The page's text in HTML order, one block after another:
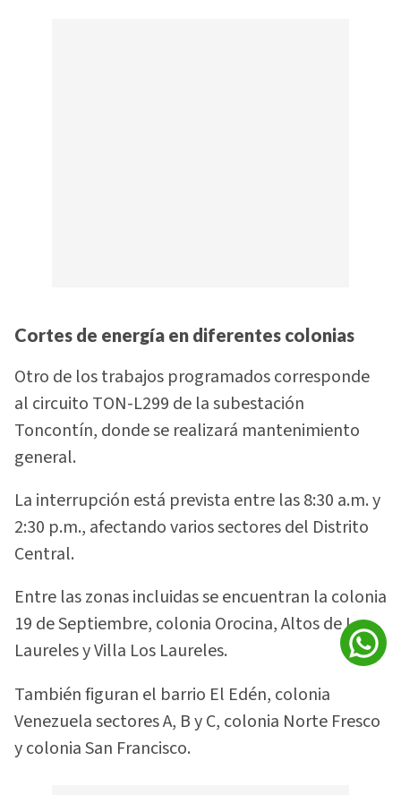
Cortes de energía en diferentes colonias
Otro de los trabajos programados corresponde
al circuito TON-L299 de la subestación
Toncontín, donde se realizará mantenimiento
general.
La interrupción está prevista entre las 8:30 a.m. y
2:30 p.m., afectando varios sectores del Distrito
Central.
Entre las zonas incluidas se encuentran la colonia
19 de Septiembre, colonia Orocina, Altos de Los
Laureles y Villa Los Laureles.
También figuran el barrio El Edén, colonia
Venezuela sectores A, B y C, colonia Norte Fresco
y colonia San Francisco.